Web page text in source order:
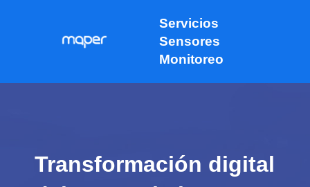
Servicios
Sensores
Monitoreo
Transformación digital